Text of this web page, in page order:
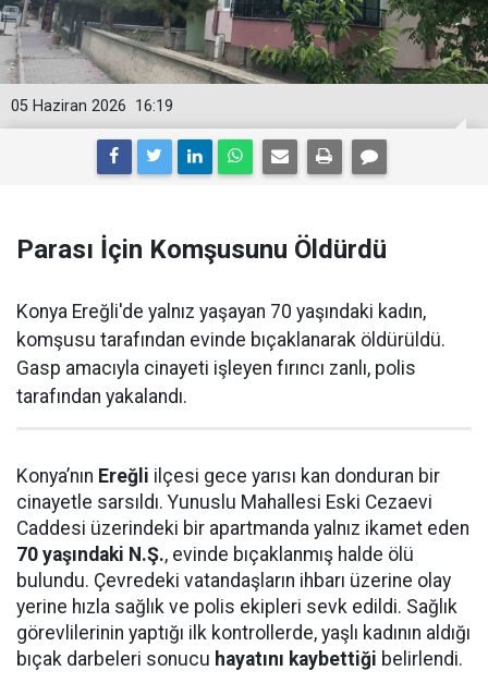
16:19
05 Haziran 2026
Parası İçin Komşusunu Öldürdü
Konya Ereğli'de yalnız yaşayan 70 yaşındaki kadın,
komşusu tarafından evinde bıçaklanarak öldürüldü.
Gasp amacıyla cinayeti işleyen fırıncı zanlı, polis
tarafından yakalandı.
Konya’nın Ereğli ilçesi gece yarısı kan donduran bir
cinayetle sarsıldı. Yunuslu Mahallesi Eski Cezaevi
Caddesi üzerindeki bir apartmanda yalnız ikamet eden
70 yaşındaki N.Ş., evinde bıçaklanmış halde ölü
bulundu. Çevredeki vatandaşların ihbarı üzerine olay
yerine hızla sağlık ve polis ekipleri sevk edildi. Sağlık
görevlilerinin yaptığı ilk kontrollerde, yaşlı kadının aldığı
bıçak darbeleri sonucu hayatını kaybettiği belirlendi.